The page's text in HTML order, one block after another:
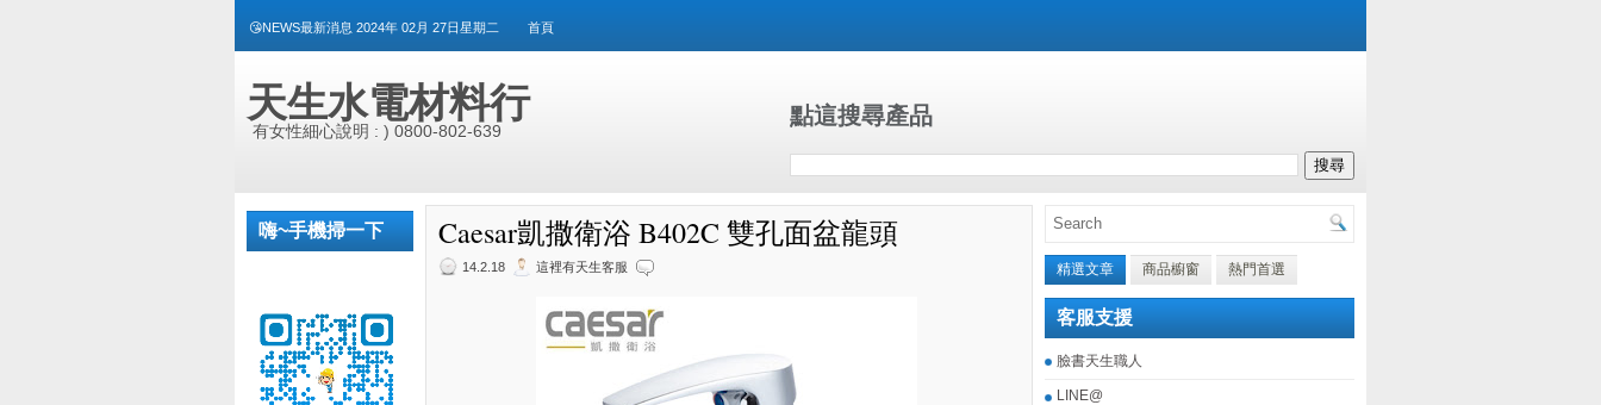
😘NEWS最新消息 2024年 02月 27日星期二 首頁
天生水電材料行
有女性細心說明 : ) 0800-802-639
點這搜尋產品
嗨~手機掃一下 Caesar凱撒衛浴 B402C 雙孔面盆龍頭
14.2.18 這裡有天生客服 精選文章 商品櫥窗 熱門首選
客服支援
臉書天生職人
LINE@